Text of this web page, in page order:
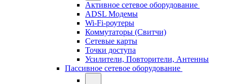
Активное сетевое оборудование
ADSL Модемы
Wi-Fi-роутеры
Коммутаторы (Свитчи)
Сетевые карты
Точки доступа
Усилители, Повторители, Антенны
Пассивное сетевое оборудование